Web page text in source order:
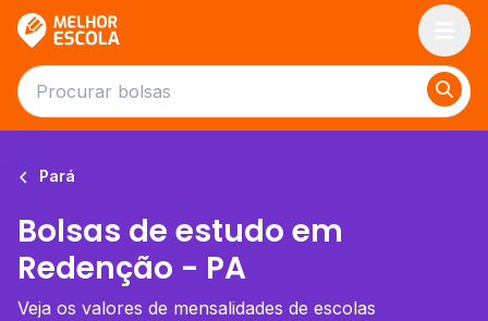
Pará
Bolsas de estudo em
Redenção - PA
Veja os valores de mensalidades de escolas